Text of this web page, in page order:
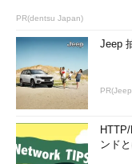
Windowsで一度
ば使える」のワ
仮想マシン接続
ら改行が消失？
のv2.02がv2.01
Windows Server
PR(dentsu Japan)
Jeep
ンド